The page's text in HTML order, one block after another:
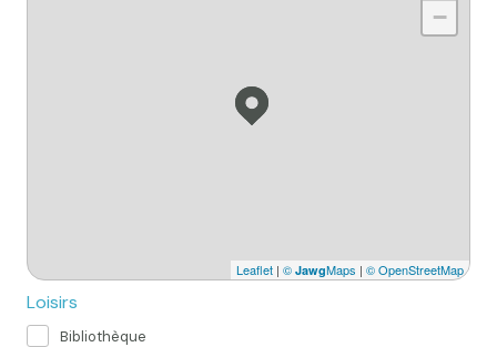
−
Leaflet | © JawgMaps | © OpenStreetMap
Loisirs
Bibliothèque